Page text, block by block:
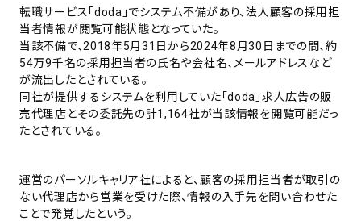
転職サービス「doda」でシステム不備があり、法人顧客の採用担
当者情報が閲覧可能状態となっていた。
当該不備で、2018年5月31日から2024年8月30日までの間、約
54万9千名の採用担当者の氏名や会社名、メールアドレスなど
が流出したとされている。
同社が提供するシステムを利用していた「doda」求人広告の販
売代理店とその委託先の計1,164社が当該情報を閲覧可能だっ
たとされている。
運営のパーソルキャリア社によると、顧客の採用担当者が取引の
ない代理店から営業を受けた際、情報の入手先を問い合わせた
ことで発覚したという。